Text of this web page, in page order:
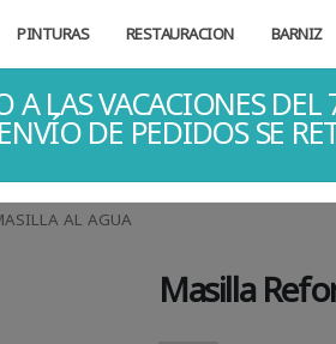
PINTURAS RESTAURACION BARNIZ
LAS VACACIONES
DE PEDIDOS SE
AL AGUA
Masilla